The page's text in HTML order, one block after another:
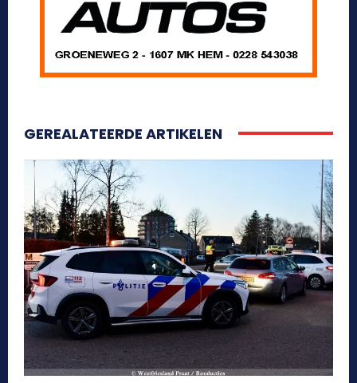
GEREALATEERDE ARTIKELEN